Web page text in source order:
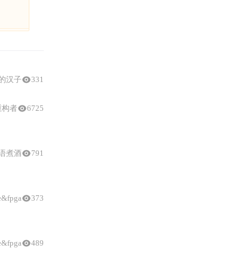
汉子 331
构者 6725
煮酒 791
373
489